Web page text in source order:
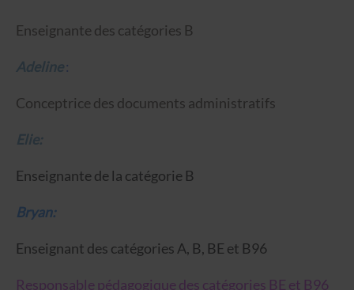
Enseignante des catégories B
Adeline :
Conceptrice des documents administratifs
Elie:
Enseignante de la catégorie B
Bryan:
Enseignant des catégories A, B, BE et B96
Responsable pédagogique des catégories BE et B96